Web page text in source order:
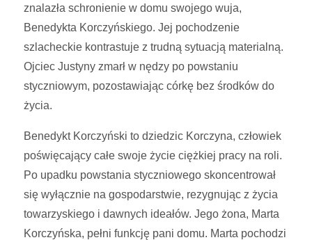
znalazła schronienie w domu swojego wuja,
Benedykta Korczyńskiego. Jej pochodzenie
szlacheckie kontrastuje z trudną sytuacją materialną.
Ojciec Justyny zmarł w nędzy po powstaniu
styczniowym, pozostawiając córkę bez środków do
życia.
Benedykt Korczyński to dziedzic Korczyna, człowiek
poświęcający całe swoje życie ciężkiej pracy na roli.
Po upadku powstania styczniowego skoncentrował
się wyłącznie na gospodarstwie, rezygnując z życia
towarzyskiego i dawnych ideałów. Jego żona, Marta
Korczyńska, pełni funkcję pani domu. Marta pochodzi